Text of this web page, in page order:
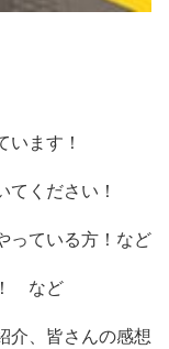
ます！
てください！
ている方！など
など
、皆さんの感想